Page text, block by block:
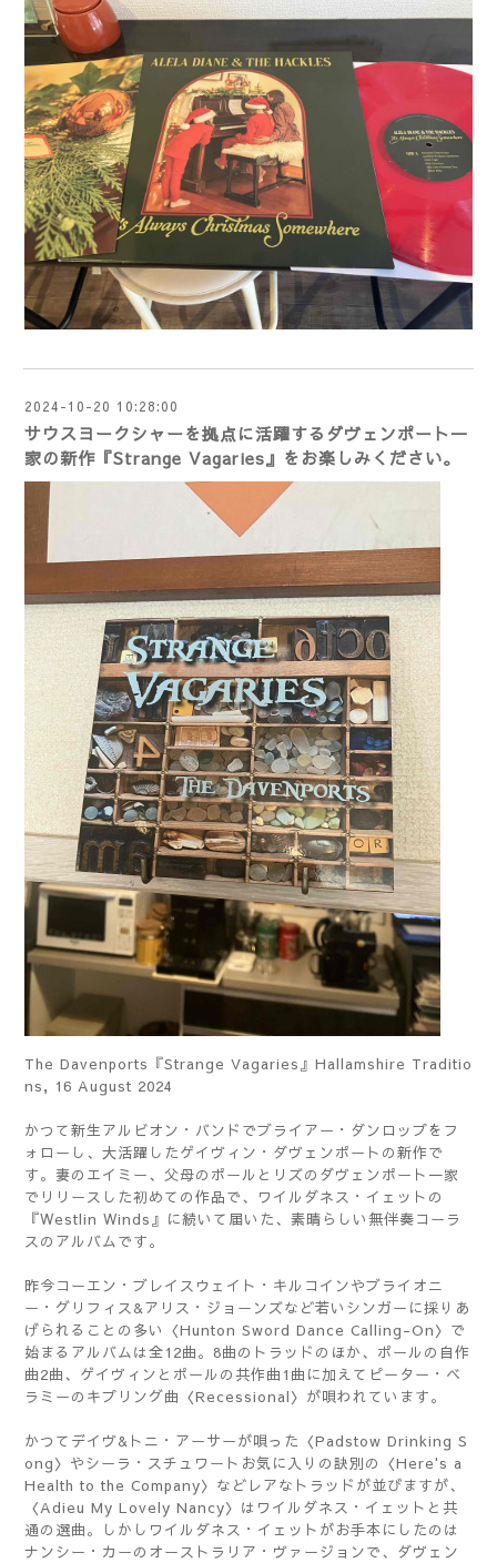
2024-10-20 10:28:00
サウスヨークシャーを拠点に活躍するダヴェンポート一
家の新作『Strange Vagaries』をお楽しみください。
The Davenports『Strange Vagaries』Hallamshire Traditio
ns, 16 August 2024
かつて新生アルビオン・バンドでブライアー・ダンロップをフ
ォローし、大活躍したゲイヴィン・ダヴェンポートの新作で
す。妻のエイミー、父母のポールとリズのダヴェンポート一家
でリリースした初めての作品で、ワイルダネス・イェットの
『Westlin Winds』に続いて届いた、素晴らしい無伴奏コーラ
スのアルバムです。
昨今コーエン・ブレイスウェイト・キルコインやブライオニ
ー・グリフィス&アリス・ジョーンズなど若いシンガーに採りあ
げられることの多い〈Hunton Sword Dance Calling-On〉で
始まるアルバムは全12曲。8曲のトラッドのほか、ポールの自作
曲2曲、ゲイヴィンとポールの共作曲1曲に加えてピーター・ベ
ラミーのキプリング曲〈Recessional〉が唄われています。
かつてデイヴ&トニ・アーサーが唄った〈Padstow Drinking S
ong〉やシーラ・スチュワートお気に入りの訣別の〈Here's a
Health to the Company〉などレアなトラッドが並びますが、
〈Adieu My Lovely Nancy〉はワイルダネス・イェットと共
通の選曲。しかしワイルダネス・イェットがお手本にしたのは
ナンシー・カーのオーストラリア・ヴァージョンで、ダヴェン